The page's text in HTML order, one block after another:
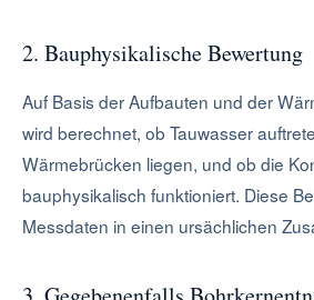
2. Bauphysikalische Bewertung
Auf Basis der Aufbauten und der
wird berechnet, ob Tauwasser
Wärmebrücken liegen, und ob die
bauphysikalisch funktioniert. Diese
Messdaten in einen ursächlichen